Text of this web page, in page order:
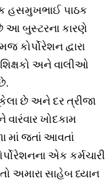
હસમુખભાઈ પાઠક
છે આ બુસ્ટરના કારણે
કોર્પોરેશન દ્વારા
અને વાલીઓ
છે અને દર ત્રીજા
ખોદકામ
માં જતાં આવતાં
એક કર્મચારી
અમારા સાહેબ ધ્યાન